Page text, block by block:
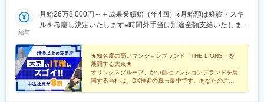
社と週2～3回程度（目安）の在宅勤務を組み合わせたハイブリッ
ドなワークスタイルです。自分自身の業務状況を踏まえて、柔軟
給与
月給26万8,000円～＋成果業績給（年4回）※月給額は経験・スキ
ルを考慮し決定いたします※時間外手当は別途全額支給いたします
ります―――――――――――＜担当課長以上の役職の場合＞月
給57万3,100円～（固定残業代含む）※固定残業代は、基本給に応
じて決定。月給57万3,100円（基本給360,000円／一律手当＜全国
勤務手当、エリア手当、業務手当＞119,000円）の場合、固定残
業代は9万4,100円（法定外残業15.38時間分）を含みます。※固定
★知名度の高いマンションブランド「THE LIONS」を
展開する大京★
オリックスグループ、かつ自社マンションブランドを展
開する当社は、DX推進の真っ最中です。あなたのご経